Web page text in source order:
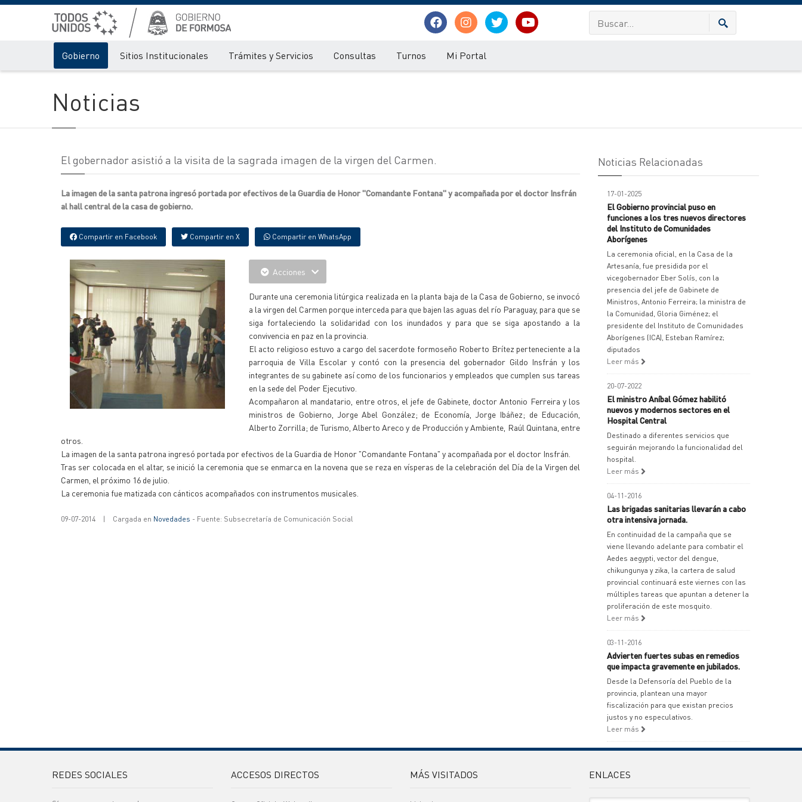
Gobierno Sitios Institucionales Trámites y Servicios Consultas Turnos Mi Portal
Noticias
El gobernador asistió a la visita de la sagrada imagen de la virgen del Carmen.
La imagen de la santa patrona ingresó portada por efectivos de la Guardia de Honor "Comandante Fontana" y acompañada por el doctor Insfrán
al hall central de la casa de gobierno.
Compartir en Facebook Compartir en X Compartir en WhatsApp
Acciones
Durante una ceremonia litúrgica realizada en la planta baja de la Casa de Gobierno, se invocó
a la virgen del Carmen porque interceda para que bajen las aguas del río Paraguay, para que se
siga fortaleciendo la solidaridad con los inundados y para que se siga apostando a la
convivencia en paz en la provincia.
El acto religioso estuvo a cargo del sacerdote formoseño Roberto Brítez perteneciente a la
parroquia de Villa Escolar y contó con la presencia del gobernador Gildo Insfrán y los
integrantes de su gabinete así como de los funcionarios y empleados que cumplen sus tareas
en la sede del Poder Ejecutivo.
Acompañaron al mandatario, entre otros, el jefe de Gabinete, doctor Antonio Ferreira y los
ministros de Gobierno, Jorge Abel González; de Economía, Jorge Ibáñez; de Educación,
Alberto Zorrilla; de Turismo, Alberto Areco y de Producción y Ambiente, Raúl Quintana, entre
otros.
La imagen de la santa patrona ingresó portada por efectivos de la Guardia de Honor "Comandante Fontana" y acompañada por el doctor Insfrán.
Tras ser colocada en el altar, se inició la ceremonia que se enmarca en la novena que se reza en vísperas de la celebración del Día de la Virgen del
Carmen, el próximo 16 de julio.
La ceremonia fue matizada con cánticos acompañados con instrumentos musicales.
09-07-2014 | Cargada en Novedades - Fuente: Subsecretaría de Comunicación Social
Noticias Relacionadas
17-01-2025
El Gobierno provincial puso en
funciones a los tres nuevos directores
del Instituto de Comunidades
Aborígenes
La ceremonia oficial, en la Casa de la
Artesanía, fue presidida por el
vicegobernador Eber Solís, con la
presencia del jefe de Gabinete de
Ministros, Antonio Ferreira; la ministra de
la Comunidad, Gloria Giménez; el
presidente del Instituto de Comunidades
Aborígenes (ICA), Esteban Ramírez;
diputados
Leer más
20-07-2022
El ministro Aníbal Gómez habilitó
nuevos y modernos sectores en el
Hospital Central
Destinado a diferentes servicios que
seguirán mejorando la funcionalidad del
hospital.
Leer más
04-11-2016
Las brigadas sanitarias llevarán a cabo
otra intensiva jornada.
En continuidad de la campaña que se
viene llevando adelante para combatir el
Aedes aegypti, vector del dengue,
chikungunya y zika, la cartera de salud
provincial continuará este viernes con las
múltiples tareas que apuntan a detener la
proliferación de este mosquito.
Leer más
03-11-2016
Advierten fuertes subas en remedios
que impacta gravemente en jubilados.
Desde la Defensoría del Pueblo de la
provincia, plantean una mayor
fiscalización para que existan precios
justos y no especulativos.
Leer más
REDES SOCIALES ACCESOS DIRECTOS MÁS VISITADOS ENLACES